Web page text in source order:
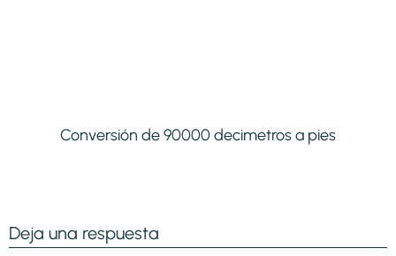
Conversión de 90000 decimetros a pies
Deja una respuesta